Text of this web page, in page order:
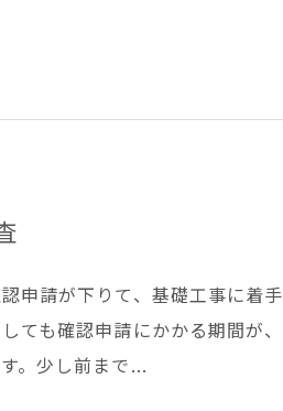
申請が下りて、基礎工事に着手
ても確認申請にかかる期間が、
。少し前まで...